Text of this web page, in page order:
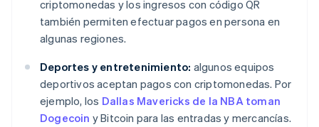
criptomonedas y los ingresos con código QR
también permiten efectuar pagos en persona en
algunas regiones.
Deportes y entretenimiento: algunos equipos
deportivos aceptan pagos con criptomonedas. Por
ejemplo, los Dallas Mavericks de la NBA toman
Dogecoin y Bitcoin para las entradas y mercancías.